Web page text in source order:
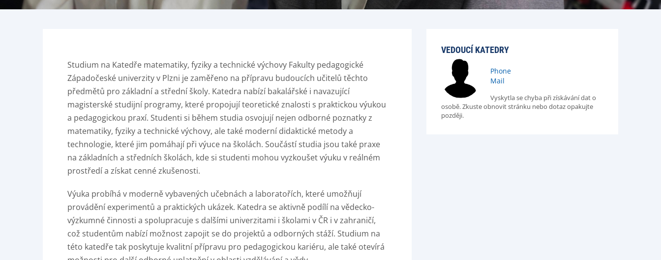
Studium na Katedře matematiky, fyziky a technické výchovy Fakulty pedagogické
Západočeské univerzity v Plzni je zaměřeno na přípravu budoucích učitelů těchto
předmětů pro základní a střední školy. Katedra nabízí bakalářské i navazující
magisterské studijní programy, které propojují teoretické znalosti s praktickou výukou
a pedagogickou praxí. Studenti si během studia osvojují nejen odborné poznatky z
matematiky, fyziky a technické výchovy, ale také moderní didaktické metody a
technologie, které jim pomáhají při výuce na školách. Součástí studia jsou také praxe
na základních a středních školách, kde si studenti mohou vyzkoušet výuku v reálném
prostředí a získat cenné zkušenosti.
Výuka probíhá v moderně vybavených učebnách a laboratořích, které umožňují
provádění experimentů a praktických ukázek. Katedra se aktivně podílí na vědecko-
výzkumné činnosti a spolupracuje s dalšími univerzitami i školami v ČR i v zahraničí,
což studentům nabízí možnost zapojit se do projektů a odborných stáží. Studium na
této katedře tak poskytuje kvalitní přípravu pro pedagogickou kariéru, ale také otevírá
VEDOUCÍ KATEDRY
Phone
Mail
Vyskytla se chyba při získávání dat o
osobě. Zkuste obnovit stránku nebo dotaz opakujte
později.